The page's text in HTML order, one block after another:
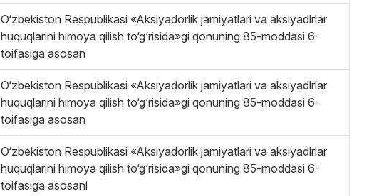
O‘zbekiston Respublikasi «Aksiyadorlik jamiyatlari va aksiyadlrlar
huquqlarini himoya qilish to‘g‘risida»gi qonuning 85-moddasi 6-
toifasiga asosan
O‘zbekiston Respublikasi «Aksiyadorlik jamiyatlari va aksiyadlrlar
huquqlarini himoya qilish to‘g‘risida»gi qonuning 85-moddasi 6-
toifasiga asosan
O‘zbekiston Respublikasi «Aksiyadorlik jamiyatlari va aksiyadlrlar
huquqlarini himoya qilish to‘g‘risida»gi qonuning 85-moddasi 6-
toifasiga asosani